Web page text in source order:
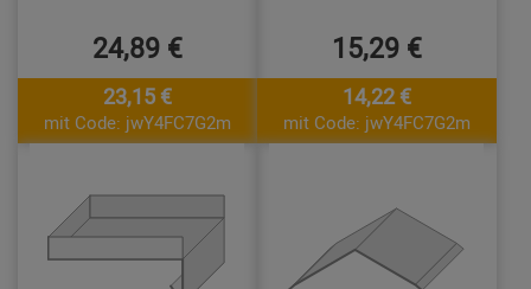
24,89 €
23,15 €
mit Code: jwY4FC7G2m
15,29 €
14,22 €
mit Code: jwY4FC7G2m